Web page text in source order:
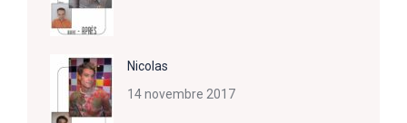
Nicolas
14 novembre 2017